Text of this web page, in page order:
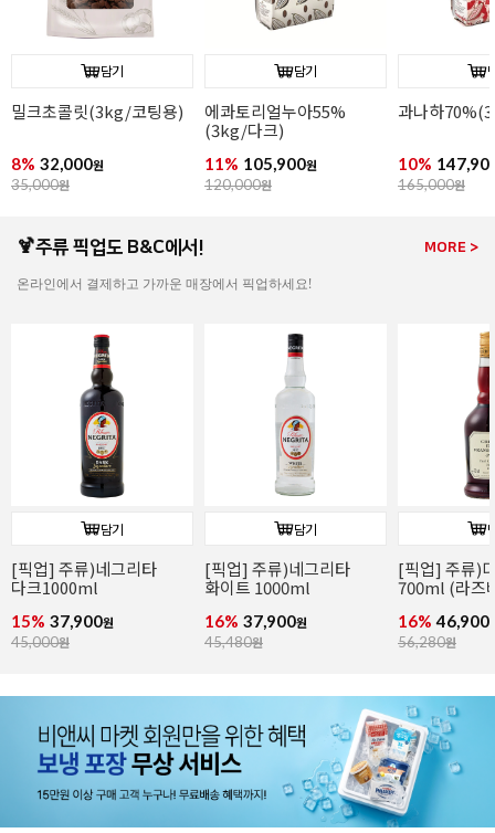
담기
과나하70%(3kg/다크)
10% 147,900
165,000원
담기
이보아르35%(3kg/
화이트)
9% 149,900원
165,000원
오팔리스
13%
190,000원
🍹주류 픽업도 B&C에서! MORE >
온라인에서 결제하고 가까운 매장에서 픽업하세요!
담기
[픽업] 주류)디종 산딸기
700ml (라즈베리)
16% 46,900원
56,280원
담기
[픽업] 주류)꼬인트루
(코인트로) 700ml
16% 41,900원
49,900원
[픽업] 주류)
1000ml
16% 86,900
104,280원